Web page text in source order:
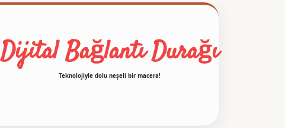
Dijital Bağlantı Durağı
Teknolojiyle dolu neşeli bir macera!